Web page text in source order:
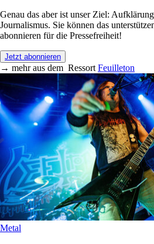
Genau das aber ist unser Ziel:
Journalismus. Sie können das
abonnieren für die Pressefreiheit!
Jetzt abonnieren
→ mehr aus dem Ressort Feuilleton
Metal